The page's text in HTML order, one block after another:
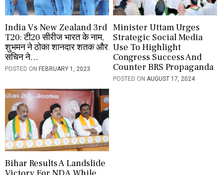
India Vs New Zealand 3rd
T20: टी20 सीरीज भारत के नाम,
शुभमन ने ठोका शानदार शतक और
सचिन ने…
POSTED ON FEBRUARY 1, 2023
Minister Uttam Urges
Strategic Social Media
Use To Highlight
Congress Success And
Counter BRS Propaganda
POSTED ONAUGUST 17, 2024
Bihar Results A Landslide